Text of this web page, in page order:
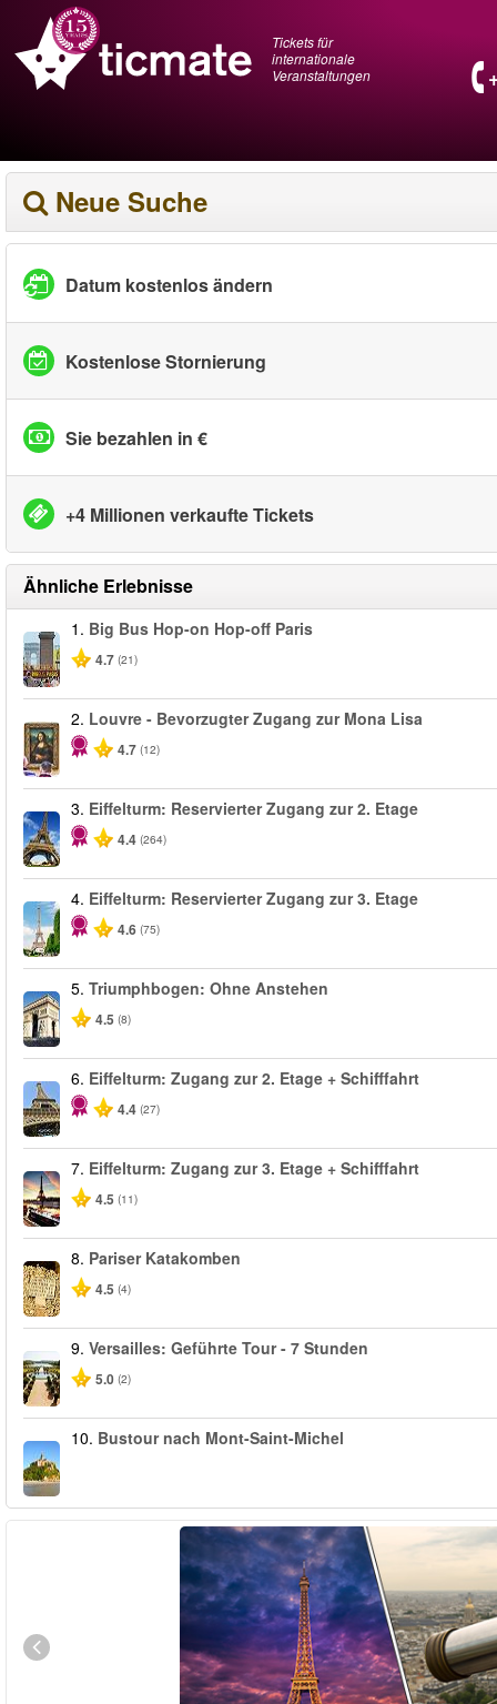
Tickets für
internationale
Veranstaltungen
Neue Suche
Datum kostenlos ändern
Kostenlose Stornierung
Sie bezahlen in €
+4 Millionen verkaufte Tickets
Ähnliche Erlebnisse
1. Big Bus Hop-on Hop-off Paris
4.7 (21)
2. Louvre - Bevorzugter Zugang zur Mona Lisa
4.7 (12)
3. Eiffelturm: Reservierter Zugang zur 2. Etage
4.4 (264)
4. Eiffelturm: Reservierter Zugang zur 3. Etage
4.6 (75)
5. Triumphbogen: Ohne Anstehen
4.5 (8)
6. Eiffelturm: Zugang zur 2. Etage + Schifffahrt
4.4 (27)
7. Eiffelturm: Zugang zur 3. Etage + Schifffahrt
4.5 (11)
8. Pariser Katakomben
4.5 (4)
9. Versailles: Geführte Tour - 7 Stunden
5.0 (2)
10. Bustour nach Mont-Saint-Michel